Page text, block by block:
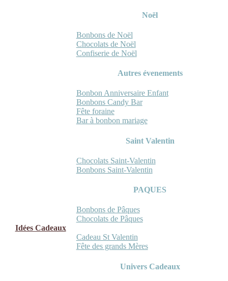
Noël
Bonbons de Noël
Chocolats de Noël
Confiserie de Noël
Autres évenements
Bonbon Anniversaire Enfant
Bonbons Candy Bar
Fête foraine
Bar à bonbon mariage
Saint Valentin
Chocolats Saint-Valentin
Bonbons Saint-Valentin
PAQUES
Bonbons de Pâques
Chocolats de Pâques
Idées Cadeaux
Cadeau St Valentin
Fête des grands Mères
Univers Cadeaux